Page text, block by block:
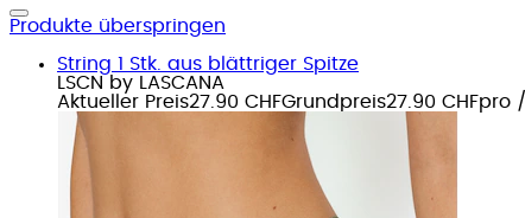
Produkte überspringen
String 1 Stk. aus blättriger Spitze
LSCN by LASCANA
Aktueller Preis27.90 CHFGrundpreis27.90 CHFpro /